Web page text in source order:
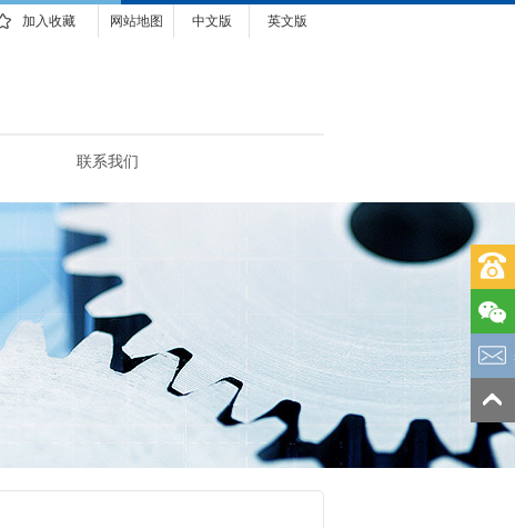
英文版
中文版
网站地图
加入收藏
联系我们